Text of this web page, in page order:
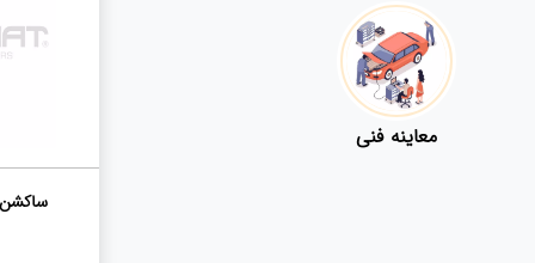
معاینه فنی
ساکشن